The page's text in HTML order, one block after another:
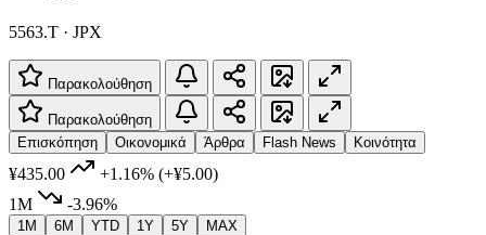
5563.T · JPX
Παρακολούθηση
Παρακολούθηση
Επισκόπηση
Οικονομικά Άρθρα Flash News Κοινότητα
¥435.00 +1.16% (+¥5.00)
1M
-3.96%
1M 6M YTD 1Y 5Y MAX